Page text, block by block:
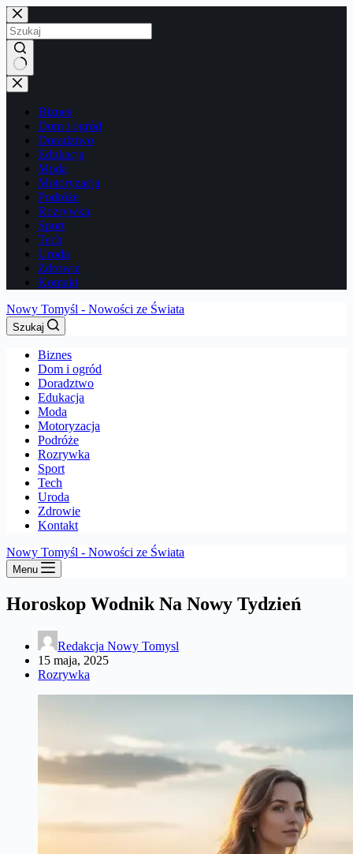
Przejdź
do
treści
Brak
wyników
Biznes
Dom i ogród
Doradztwo
Edukacja
Moda
Motoryzacja
Podróże
Rozrywka
Sport
Tech
Uroda
Zdrowie
Kontakt
Nowy Tomyśl - Nowości ze Świata
Szukaj
Biznes
Dom i ogród
Doradztwo
Edukacja
Moda
Motoryzacja
Podróże
Rozrywka
Sport
Tech
Uroda
Zdrowie
Kontakt
Nowy Tomyśl - Nowości ze Świata
Menu
Horoskop Wodnik Na Nowy Tydzień
Redakcja Nowy Tomysl
15 maja, 2025
Rozrywka